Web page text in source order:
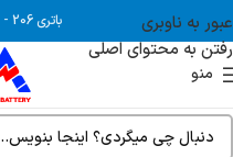
عبور به ناوبری
رفتن به محتوای اصلی
باتری 206 -
منو